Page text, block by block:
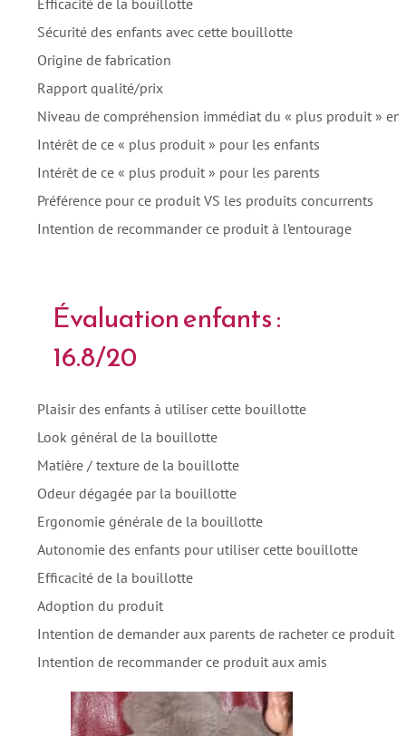
Sécurité des enfants avec cette bouillotte
Origine de fabrication
Rapport qualité/prix
Niveau de compréhension immédiat du « plus produit » en
Intérêt de ce « plus produit » pour les enfants
Intérêt de ce « plus produit » pour les parents
Préférence pour ce produit VS les produits concurrents
Intention de recommander ce produit à l’entourage
Évaluation enfants :
16.8/20
Plaisir des enfants à utiliser cette bouillotte
Look général de la bouillotte
Matière / texture de la bouillotte
Odeur dégagée par la bouillotte
Ergonomie générale de la bouillotte
Autonomie des enfants pour utiliser cette bouillotte
Efficacité de la bouillotte
Adoption du produit
Intention de demander aux parents de racheter ce produit
Intention de recommander ce produit aux amis